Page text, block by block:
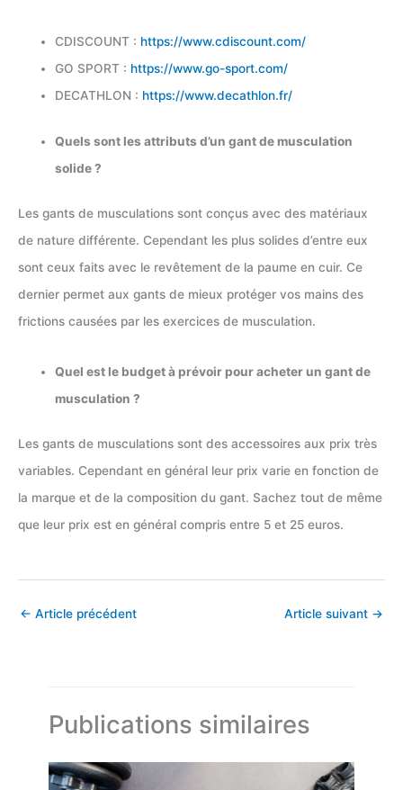
CDISCOUNT : https://www.cdiscount.com/
GO SPORT : https://www.go-sport.com/
DECATHLON : https://www.decathlon.fr/
Quels sont les attributs d’un gant de musculation
solide ?
Les gants de musculations sont conçus avec des matériaux
de nature différente. Cependant les plus solides d’entre eux
sont ceux faits avec le revêtement de la paume en cuir. Ce
dernier permet aux gants de mieux protéger vos mains des
frictions causées par les exercices de musculation.
Quel est le budget à prévoir pour acheter un gant de
musculation ?
Les gants de musculations sont des accessoires aux prix très
variables. Cependant en général leur prix varie en fonction de
la marque et de la composition du gant. Sachez tout de même
que leur prix est en général compris entre 5 et 25 euros.
← Article précédent Article suivant →
Publications similaires